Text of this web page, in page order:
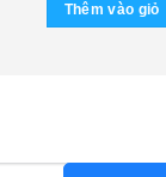
Thêm vào giỏ